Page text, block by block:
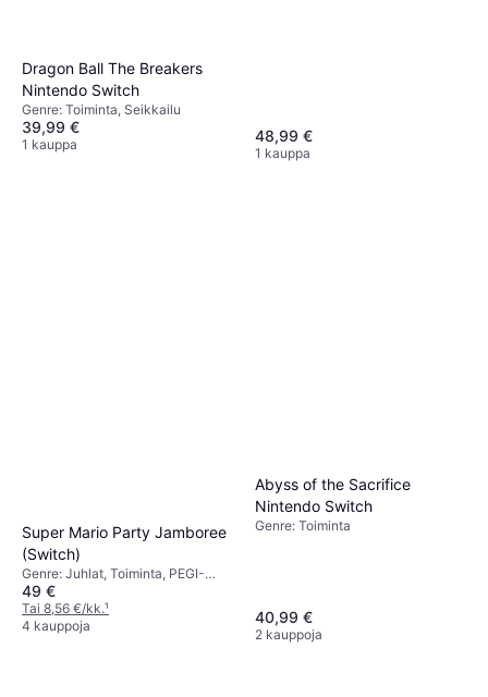
Dragon Ball The Breakers
Nintendo Switch
Genre: Toiminta, Seikkailu
39,99 €
1 kauppa 48,99 €
1 kauppa
Super Mario Party Jamboree
(Switch)
Genre: Juhlat, Toiminta, PEGI-
ikärajaus: 3
49 €
Tai 8,56 €/kk.¹
4 kauppoja
Abyss of the Sacrifice
Nintendo Switch
Genre: Toiminta
40,99 €
2 kauppoja